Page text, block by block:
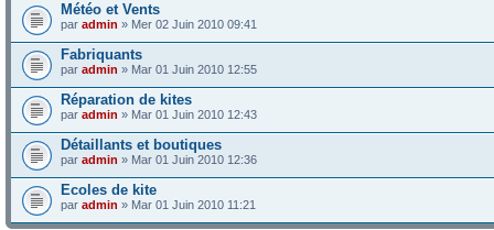
Météo et Vents
par admin » Mer 02 Juin 2010 09:41
Fabriquants
par admin » Mar 01 Juin 2010 12:55
Réparation de kites
par admin » Mar 01 Juin 2010 12:43
Détaillants et boutiques
par admin » Mar 01 Juin 2010 12:36
Ecoles de kite
par admin » Mar 01 Juin 2010 11:21